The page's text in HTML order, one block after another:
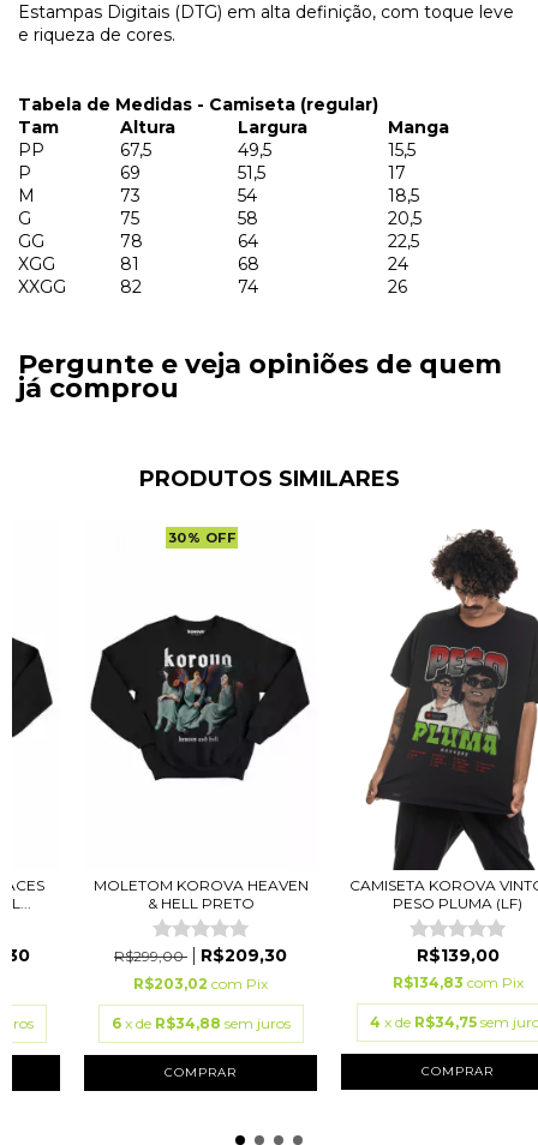
Estampas Digitais (DTG) em alta definição, com toque leve
e riqueza de cores.
Tabela de Medidas - Camiseta (regular)
Tam
Altura Largura
Manga
PP
67,5 49,5
15,5
P
69 51,5
17
M
73 54
18,5
G
75 58
20,5
GG
78 64
22,5
XGG
81 68
24
XXGG
82 74 26
Pergunte e veja opiniões de quem
já comprou
PRODUTOS SIMILARES
30% OFF
MOLETOM KOROVA HEAVEN
& HELL PRETO
R$299,00 R$209,30
R$203,02 com Pix
6 x de R$34,88 sem juros
COMPRAR
CAMISETA KOROVA
PESO PLUMA (LF)
R$139,00
R$134,83 com Pix
4 x de R$34,75 sem
COMPRAR